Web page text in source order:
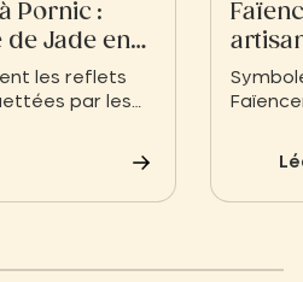
Pornic :
de Jade en
les reflets
par les
balade en
une histoire…
qui cultive
temps
1947.